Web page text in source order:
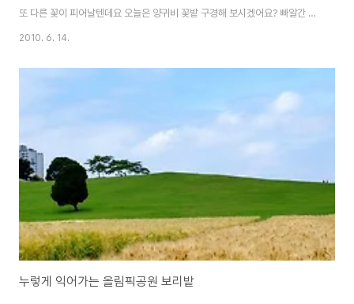
또 다른 꽃이 피어날텐데요 오늘은 양귀비 꽃밭 구경해 보시겠어요? 빠알간 양
귀비 꽃에는 꿀벌이 막 헤엄치고 있습니다 제가 사진을 찍던 말던 신경 쓰질 않
여러 진사님들도 보이네요 뜨거운 햇살이 있기전에 오전에 찍었더니 그래도 덥
2010. 6. 14.
누렇게 익어가는 올림픽공원 보리밭